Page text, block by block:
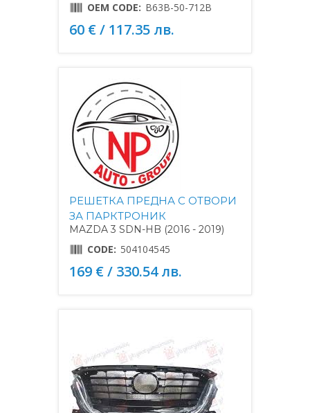
OEM CODE: B63B-50-712B
60 € / 117.35 лв.
РЕШЕТКА ПРЕДНА С ОТВОРИ
ЗА ПАРКТРОНИК
MAZDA 3 SDN-HB (2016 - 2019)
CODE: 504104545
169 € / 330.54 лв.